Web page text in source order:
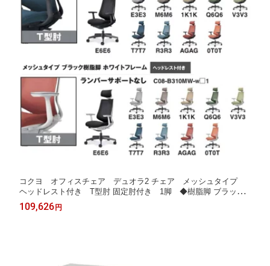
コクヨ オフィスチェア デュオラ2 チェア メッシュタイプ
ヘッドレスト付き T型肘 固定肘付き 1脚 ◆樹脂脚 ブラック
色 ◆選べる本体カラー 全2色 ◆ランバーサポートなし ◆選
べる張地カラー 全10色 布張り ◆完成品 事務用回転椅子 事
109,626 円